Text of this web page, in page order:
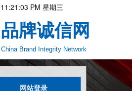
PM 星期三
品牌诚信网
China Brand Integrity Network
网站登录